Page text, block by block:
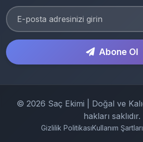
Abone Ol
© 2026 Saç Ekimi | Doğal ve
hakları saklıdır.
Gizlilik PolitikasıKullanım Şartları